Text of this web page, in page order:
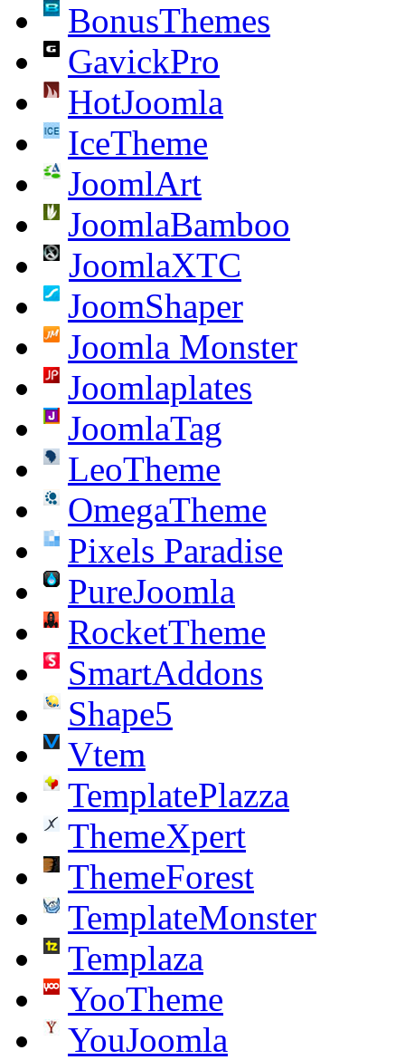
BonusThemes
GavickPro
HotJoomla
IceTheme
JoomlArt
JoomlaBamboo
JoomlaXTC
JoomShaper
Joomla Monster
Joomlaplates
JoomlaTag
LeoTheme
OmegaTheme
Pixels Paradise
PureJoomla
RocketTheme
SmartAddons
Shape5
Vtem
TemplatePlazza
ThemeXpert
ThemeForest
TemplateMonster
Templaza
YooTheme
YouJoomla